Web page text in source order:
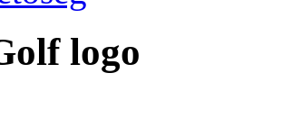
logo